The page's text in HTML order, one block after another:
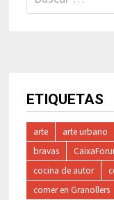
ETIQUETAS
arte arte urbano
bravas
cocina de autor
comer en Granollers